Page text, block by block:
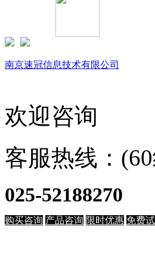
南京速冠信息技术有限公司
欢迎咨询
客服热线：
025-52188270
购买咨询 产品咨询 限时优惠 免费